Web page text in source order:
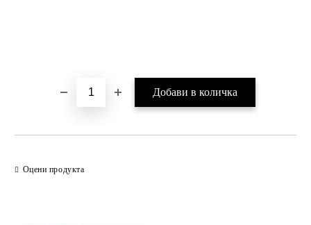
Оцени продукта